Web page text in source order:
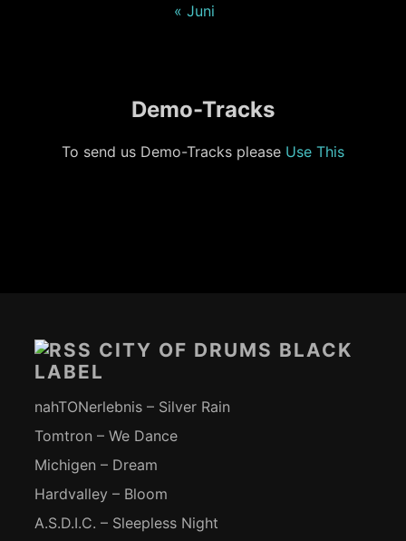
« Juni
Demo-Tracks
To send us Demo-Tracks please Use This
CITY OF DRUMS BLACK
LABEL
nahTONerlebnis – Silver Rain
Tomtron – We Dance
Michigen – Dream
Hardvalley – Bloom
A.S.D.I.C. – Sleepless Night